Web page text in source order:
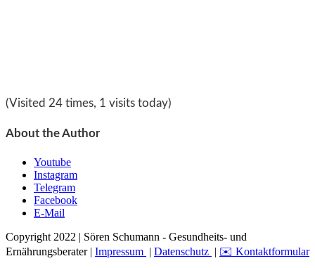
(Visited 24 times, 1 visits today)
About the Author
Youtube
Instagram
Telegram
Facebook
E-Mail
Copyright 2022 | Sören Schumann - Gesundheits- und
Ernährungsberater | Impressum | Datenschutz | ✉️ Kontaktformular